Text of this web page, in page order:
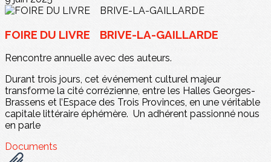
FOIRE DU LIVRE BRIVE-LA-GAILLARDE
Rencontre annuelle avec des auteurs.
Durant trois jours, cet événement culturel majeur
transforme la cité corrézienne, entre les Halles Georges-
Brassens et l’Espace des Trois Provinces, en une véritable
capitale littéraire éphémère. Un adhérent passionné nous
en parle
Documents